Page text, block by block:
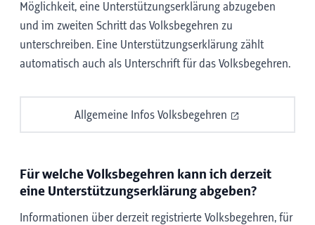
Möglichkeit, eine Unterstützungserklärung abzugeben
und im zweiten Schritt das Volksbegehren zu
unterschreiben. Eine Unterstützungserklärung zählt
automatisch auch als Unterschrift für das Volksbegehren.
Allgemeine Infos Volksbegehren
Für welche Volksbegehren kann ich derzeit
eine Unterstützungserklärung abgeben?
Informationen über derzeit registrierte Volksbegehren, für